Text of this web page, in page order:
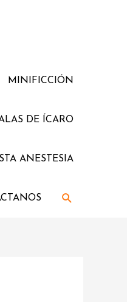
MINIFICCIÓN
DE ÍCARO
ANESTESIA